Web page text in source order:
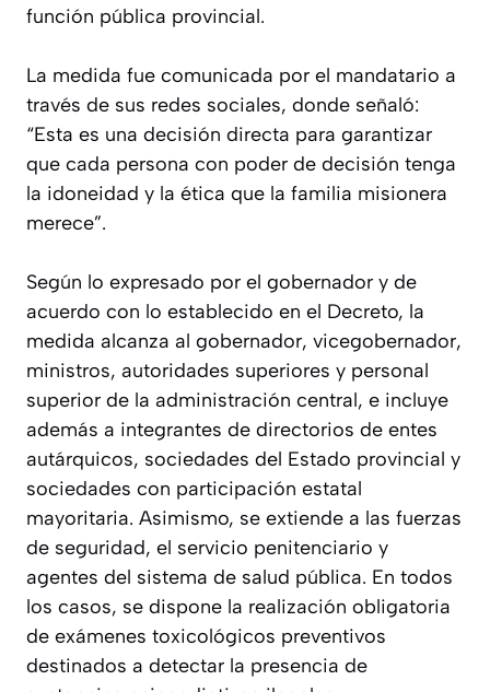
función pública provincial.
La medida fue comunicada por el mandatario a
través de sus redes sociales, donde señaló:
“Esta es una decisión directa para garantizar
que cada persona con poder de decisión tenga
la idoneidad y la ética que la familia misionera
merece”.
Según lo expresado por el gobernador y de
acuerdo con lo establecido en el Decreto, la
medida alcanza al gobernador, vicegobernador,
ministros, autoridades superiores y personal
superior de la administración central, e incluye
además a integrantes de directorios de entes
autárquicos, sociedades del Estado provincial y
sociedades con participación estatal
mayoritaria. Asimismo, se extiende a las fuerzas
de seguridad, el servicio penitenciario y
agentes del sistema de salud pública. En todos
los casos, se dispone la realización obligatoria
de exámenes toxicológicos preventivos
destinados a detectar la presencia de